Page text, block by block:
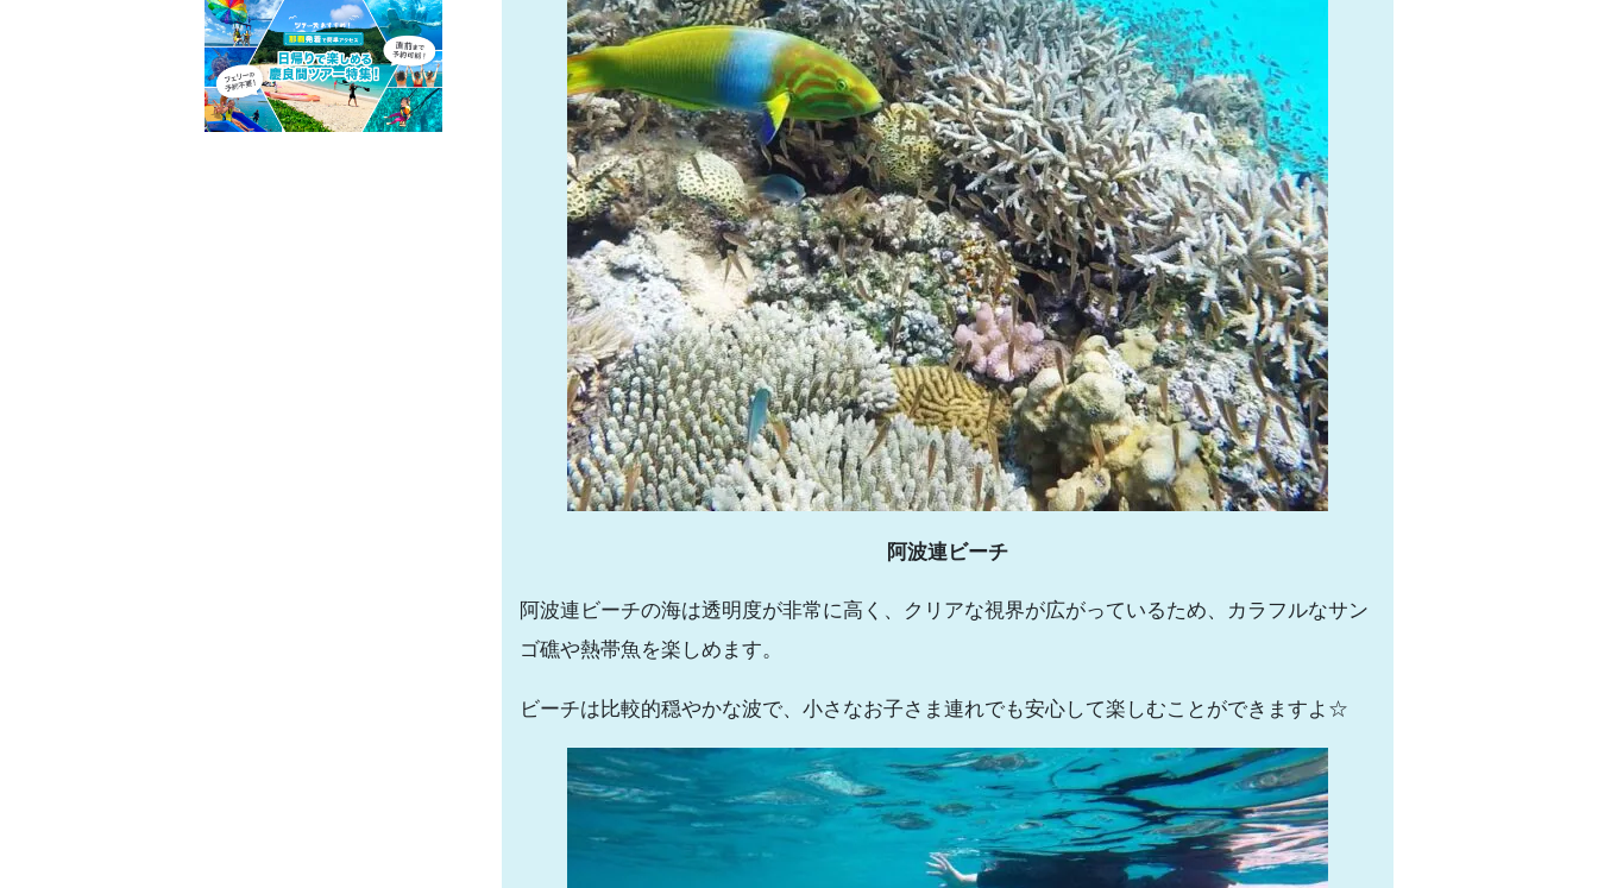
阿波連ビーチ
阿波連ビーチの海は透明度が非常に高く、クリアな視界が広がっているため、カラフルなサン
ゴ礁や熱帯魚を楽しめます。
ビーチは比較的穏やかな波で、小さなお子さま連れでも安心して楽しむことができますよ☆